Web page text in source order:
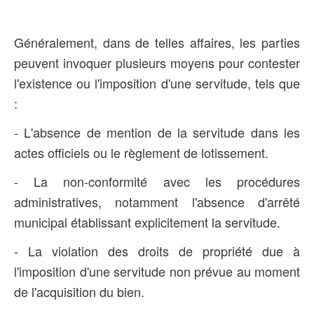
Généralement, dans de telles affaires, les parties
peuvent invoquer plusieurs moyens pour contester
l'existence ou l'imposition d'une servitude, tels que
:
- L'absence de mention de la servitude dans les
actes officiels ou le règlement de lotissement.
- La non-conformité avec les procédures
administratives, notamment l'absence d'arrêté
municipal établissant explicitement la servitude.
- La violation des droits de propriété due à
l'imposition d'une servitude non prévue au moment
de l'acquisition du bien.